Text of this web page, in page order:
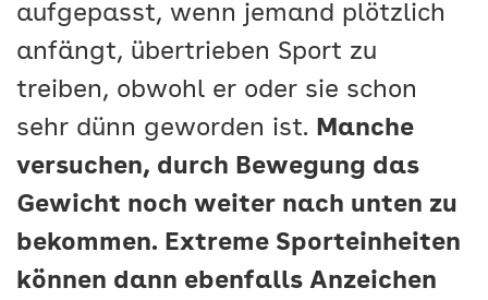
aufgepasst, wenn jemand plötzlich
anfängt, übertrieben Sport zu
treiben, obwohl er oder sie schon
sehr dünn geworden ist. Manche
versuchen, durch Bewegung das
Gewicht noch weiter nach unten zu
bekommen. Extreme Sporteinheiten
können dann ebenfalls Anzeichen